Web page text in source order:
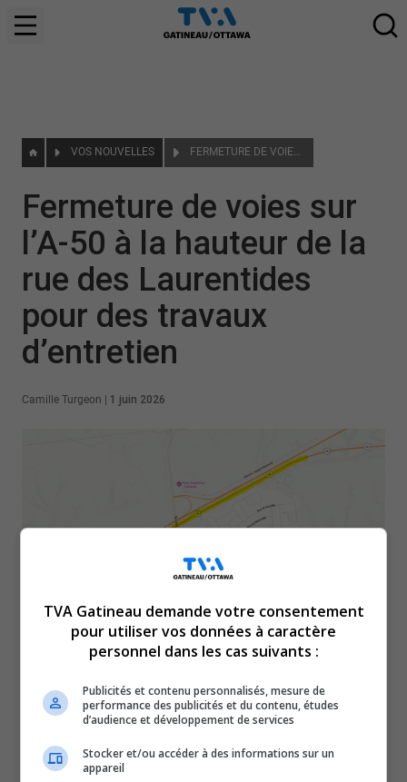
VOS NOUVELLES FERMETURE DE VOIES SUR L’A-50 À LA HAUTEUR DE LA RUE DES LAURENTIDES POUR DES TRAVAUX D’ENTRETIEN
Fermeture de voies sur
l’A-50 à la hauteur de la
rue des Laurentides
pour des travaux
d’entretien
Camille Turgeon 1 juin 2026
juin à 20 h au 2 juin à 5 h, une voie sur
l’autoroute 50 sera fermée pour permettre la
réduite à 4 mètres.
TVA Gatineau demande votre consentement
pour utiliser vos données à caractère
personnel dans les cas suivants :
Publicités et contenu personnalisés, mesure de
performance des publicités et du contenu, études
d’audience et développement de services
Stocker et/ou accéder à des informations sur un
appareil